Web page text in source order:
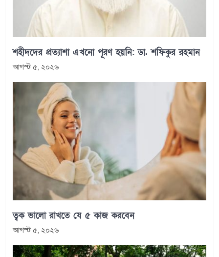
শহীদদের প্রত্যাশা এখনো পূরণ হয়নি: ডা. শফিকুর রহমান
আগস্ট ৫, ২০২৬
ত্বক ভালো রাখতে যে ৫ কাজ করবেন
আগস্ট ৫, ২০২৬